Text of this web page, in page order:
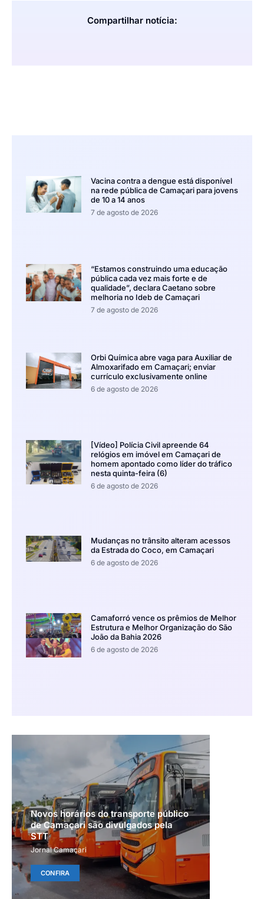
Compartilhar notícia:
Vacina contra a dengue está disponível
na rede pública de Camaçari para jovens
de 10 a 14 anos
7 de agosto de 2026
“Estamos construindo uma educação
pública cada vez mais forte e de
qualidade”, declara Caetano sobre
melhoria no Ideb de Camaçari
7 de agosto de 2026
Orbi Química abre vaga para Auxiliar de
Almoxarifado em Camaçari; enviar
currículo exclusivamente online
6 de agosto de 2026
[Vídeo] Polícia Civil apreende 64
relógios em imóvel em Camaçari de
homem apontado como líder do tráfico
nesta quinta-feira (6)
6 de agosto de 2026
Mudanças no trânsito alteram acessos
da Estrada do Coco, em Camaçari
6 de agosto de 2026
Camaforró vence os prêmios de Melhor
Estrutura e Melhor Organização do São
João da Bahia 2026
6 de agosto de 2026
Novos horários do transporte público
de Camaçari são divulgados pela
STT
Jornal Camaçari
CONFIRA